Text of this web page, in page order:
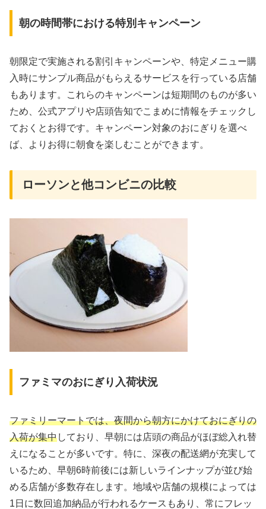
朝の時間帯における特別キャンペーン
朝限定で実施される割引キャンペーンや、特定メニュー購
入時にサンプル商品がもらえるサービスを行っている店舗
もあります。これらのキャンペーンは短期間のものが多い
ため、公式アプリや店頭告知でこまめに情報をチェックし
ておくとお得です。キャンペーン対象のおにぎりを選べ
ば、よりお得に朝食を楽しむことができます。
ローソンと他コンビニの比較
ファミマのおにぎり入荷状況
ファミリーマートでは、夜間から朝方にかけておにぎりの
入荷が集中しており、早朝には店頭の商品がほぼ総入れ替
えになることが多いです。特に、深夜の配送網が充実して
いるため、早朝6時前後には新しいラインナップが並び始
める店舗が多数存在します。地域や店舗の規模によっては
1日に数回追加納品が行われるケースもあり、常にフレッ